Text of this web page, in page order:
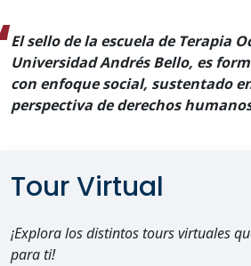
El sello de la escuela de Terapia
Universidad Andrés Bello, es
con enfoque social, sustentado
perspectiva de derechos
Tour Virtual
¡Explora los distintos tours virtuales
para ti!